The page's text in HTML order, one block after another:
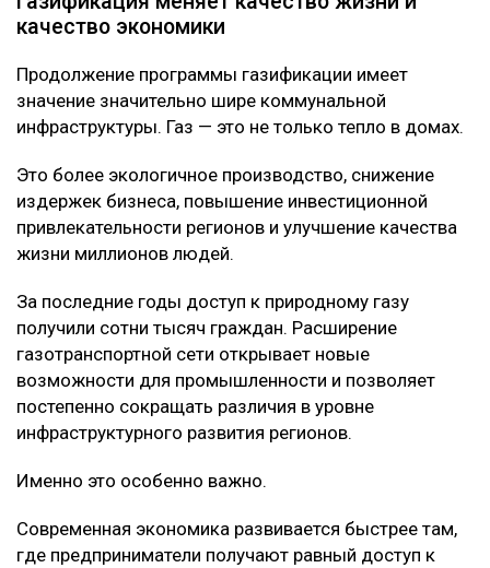
качество экономики
Продолжение программы газификации имеет
значение значительно шире коммунальной
инфраструктуры. Газ — это не только тепло в домах.
Это более экологичное производство, снижение
издержек бизнеса, повышение инвестиционной
привлекательности регионов и улучшение качества
жизни миллионов людей.
За последние годы доступ к природному газу
получили сотни тысяч граждан. Расширение
газотранспортной сети открывает новые
возможности для промышленности и позволяет
постепенно сокращать различия в уровне
инфраструктурного развития регионов.
Именно это особенно важно.
Современная экономика развивается быстрее там,
где предприниматели получают равный доступ к